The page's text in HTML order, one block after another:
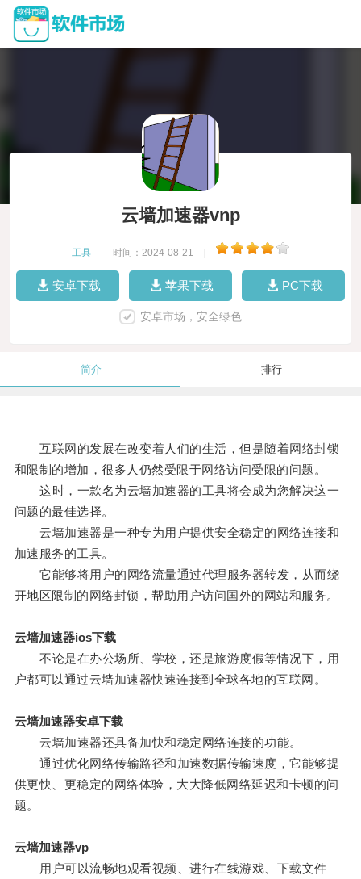
云墙加速器vnp
工具 时间：2024-08-21
安卓下载 苹果下载 PC下载
安卓市场，安全绿色
简介 排行
互联网的发展在改变着人们的生活，但是随着网络封锁
和限制的增加，很多人仍然受限于网络访问受限的问题。
这时，一款名为云墙加速器的工具将会成为您解决这一
问题的最佳选择。
云墙加速器是一种专为用户提供安全稳定的网络连接和
加速服务的工具。
它能够将用户的网络流量通过代理服务器转发，从而绕
开地区限制的网络封锁，帮助用户访问国外的网站和服务。
云墙加速器ios下载
不论是在办公场所、学校，还是旅游度假等情况下，用
户都可以通过云墙加速器快速连接到全球各地的互联网。
云墙加速器安卓下载
云墙加速器还具备加快和稳定网络连接的功能。
通过优化网络传输路径和加速数据传输速度，它能够提
供更快、更稳定的网络体验，大大降低网络延迟和卡顿的问
题。
云墙加速器vp
用户可以流畅地观看视频、进行在线游戏、下载文件